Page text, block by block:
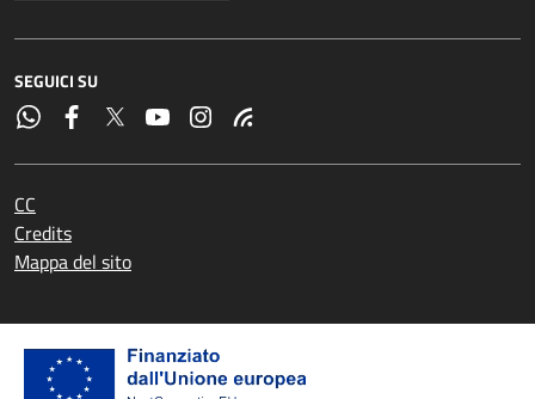
SEGUICI SU
CC
Credits
Mappa del sito